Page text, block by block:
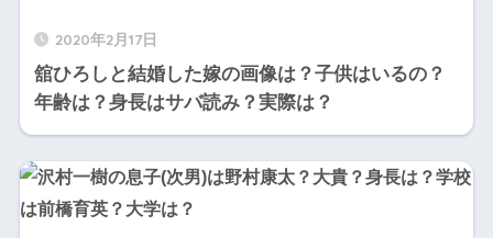
2020年2月17日
舘ひろしと結婚した嫁の画像は？子供はいるの？
年齢は？身長はサバ読み？実際は？